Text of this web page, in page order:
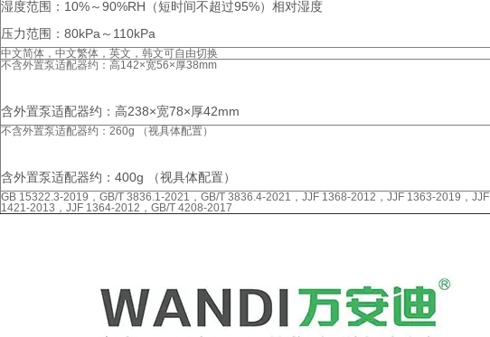
湿度范围：10%～90%RH（短时间不超过95%）相对湿度
压力范围：80kPa～110kPa
中文简体，中文繁体，英文，韩文可自由切换
不含外置泵适配器约：高142×宽56×厚38mm
含外置泵适配器约：高238×宽78×厚42mm
不含外置泵适配器约：260g （视具体配置）
含外置泵适配器约：400g （视具体配置）
GB 15322.3-2019，GB/T 3836.1-2021，GB/T 3836.4-2021，JJF 1368-2012，JJF 1363-2019，JJF
1421-2013，JJF 1364-2012，GB/T 4208-2017